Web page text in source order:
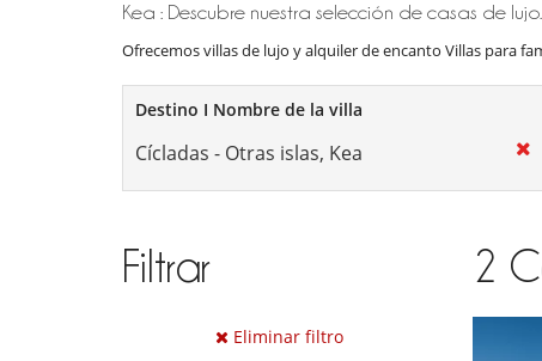
Kea : Descubre nuestra selección de casas de lujo.
Ofrecemos villas de lujo y alquiler de encanto Villas para
Destino I Nombre de la villa
Filtrar
Eliminar filtro
2